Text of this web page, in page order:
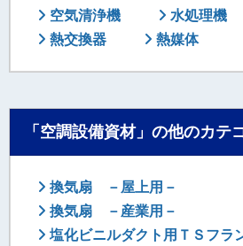
空気清浄機
水処理機
熱交換器
熱媒体
「空調設備資材」の他のカテ
換気扇 －屋上用－
換気扇 －産業用－
塩化ビニルダクト用ＴＳフラ